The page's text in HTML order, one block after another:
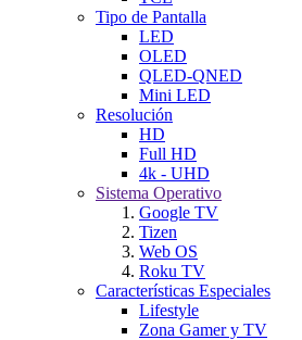
Tipo de Pantalla
LED
OLED
QLED-QNED
Mini LED
Resolución
HD
Full HD
4k - UHD
Sistema Operativo
Google TV
Tizen
Web OS
Roku TV
Características Especiales
Lifestyle
Zona Gamer y TV